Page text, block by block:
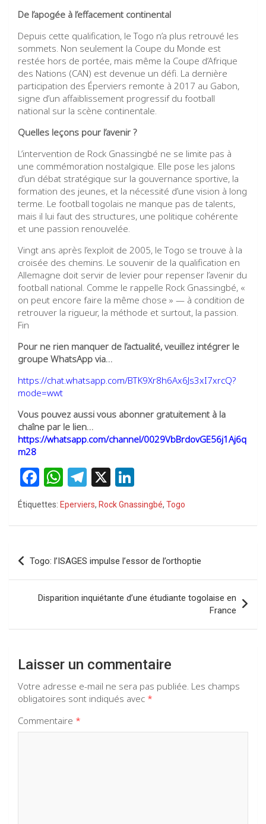
De l’apogée à l’effacement continental
Depuis cette qualification, le Togo n’a plus retrouvé les
sommets. Non seulement la Coupe du Monde est
restée hors de portée, mais même la Coupe d’Afrique
des Nations (CAN) est devenue un défi. La dernière
participation des Éperviers remonte à 2017 au Gabon,
signe d’un affaiblissement progressif du football
national sur la scène continentale.
Quelles leçons pour l’avenir ?
L’intervention de Rock Gnassingbé ne se limite pas à
une commémoration nostalgique. Elle pose les jalons
d’un débat stratégique sur la gouvernance sportive, la
formation des jeunes, et la nécessité d’une vision à long
terme. Le football togolais ne manque pas de talents,
mais il lui faut des structures, une politique cohérente
et une passion renouvelée.
Vingt ans après l’exploit de 2005, le Togo se trouve à la
croisée des chemins. Le souvenir de la qualification en
Allemagne doit servir de levier pour repenser l’avenir du
football national. Comme le rappelle Rock Gnassingbé, «
on peut encore faire la même chose » — à condition de
retrouver la rigueur, la méthode et surtout, la passion.
Fin
Pour ne rien manquer de l’actualité, veuillez intégrer le
groupe WhatsApp via…
https://chat.whatsapp.com/BTK9Xr8h6Ax6Js3xI7xrcQ?
mode=wwt
Vous pouvez aussi vous abonner gratuitement à la
chaîne par le lien…
https://whatsapp.com/channel/0029VbBrdovGE56j1Aj6q
m28
F
a
o
o
k
W
h
at
A
p
T
el
e
a
m
X
n
ke
n
Étiquettes: Eperviers, Rock Gnassingbé, Togo
Navigation
de
l’article
Togo: l’ISAGES impulse l’essor de l’orthoptie
Disparition inquiétante d’une étudiante togolaise en
France
Laisser un commentaire
Votre adresse e-mail ne sera pas publiée. Les champs
obligatoires sont indiqués avec *
Commentaire *